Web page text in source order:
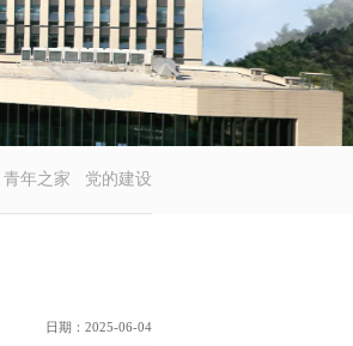
青年之家 党的建设
日期：2025-06-04